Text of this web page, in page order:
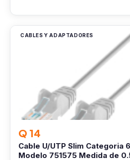
CABLES Y ADAPTADORES
Q 14
Cable U/UTP Slim Categoria
Modelo 751575 Medida de